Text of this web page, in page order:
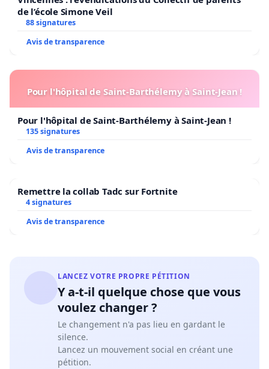
de l’école Simone Veil
88 signatures
Avis de transparence
Pour l'hôpital de Saint-Barthélemy à Saint-Jean !
Pour l'hôpital de Saint-Barthélemy à Saint-Jean !
135 signatures
Avis de transparence
Remettre la collab Tadc sur Fortnite
4 signatures
Avis de transparence
LANCEZ VOTRE PROPRE PÉTITION
Y a-t-il quelque chose que vous
voulez changer ?
Le changement n'a pas lieu en gardant le
silence.
Lancez un mouvement social en créant une
pétition.